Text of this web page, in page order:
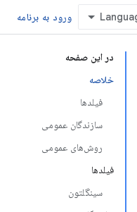
ورود به برنامه
در این صفحه
خلاصه
فیلدها
سازندگان عمومی
روش‌های عمومی
فیلدها
سینگلتون